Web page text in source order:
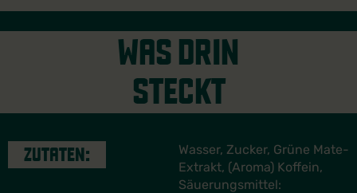
WAS DRIN
STECKT
ZUTATEN:
Wasser, Zucker, Grüne Mate-
Extrakt, (Aroma) Koffein,
Säuerungsmittel: